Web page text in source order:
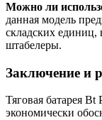
Можно ли
данная модель
складских единиц,
штабелеры.
Заключение и
Тяговая батарея
экономически